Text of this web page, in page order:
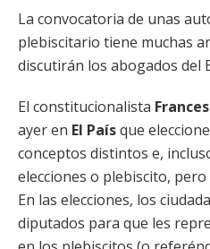
La convocatoria de unas
plebiscitario tiene muchas
discutirán los abogados del
El constitucionalista
ayer en El Paísque
conceptos distintos e,
elecciones o plebiscito, pero
En las elecciones, los
diputados para que les